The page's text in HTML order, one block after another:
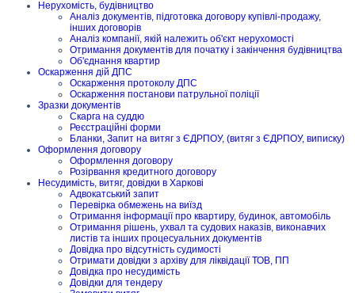
Нерухомість, будівництво
Аналіз документів, підготовка договору купівлі-продажу,
інших договорів
Аналіз компанії, якій належить об'єкт нерухомості
Отримання документів для початку і закінчення будівництва
Об'єднання квартир
Оскарження дій ДПС
Оскарження протоколу ДПС
Оскарження постанови патрульної поліції
Зразки документів
Скарга на суддю
Реєстраційні форми
Бланки, Запит на витяг з ЄДРПОУ, (витяг з ЄДРПОУ, виписку)
Оформлення договору
Оформлення договору
Розірвання кредитного договору
Несудимість, витяг, довідки в Харкові
Адвокатський запит
Перевірка обмежень на виїзд
Отримання інформації про квартиру, будинок, автомобіль
Отримання рішень, ухвал та судових наказів, виконавчих
листів та інших процесуальних документів
Довідка про відсутність судимості
Отримати довідки з архіву для ліквідації ТОВ, ПП
Довідка про несудимість
Довідки для тендеру